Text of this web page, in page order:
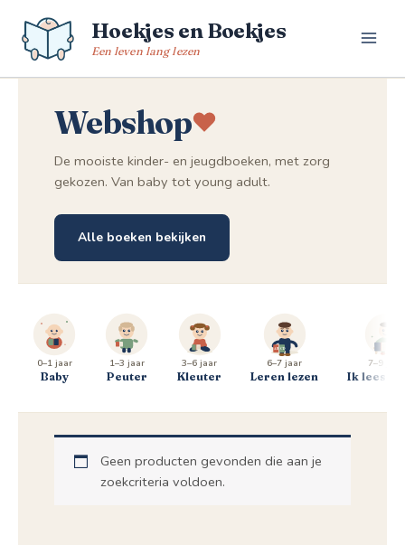
naar
Hoekjes en Boekjes
Een leven lang lezen
Webshop
De mooiste kinder- en jeugdboeken, met zorg
gekozen. Van baby tot young adult.
Alle boeken bekijken
0–1 jaar
Baby
1–3 jaar
Peuter
3–6 jaar
Kleuter
6–7 jaar
Leren lezen
7–9 jaar
Ik lees al
Geen producten gevonden die aan je
zoekcriteria voldoen.